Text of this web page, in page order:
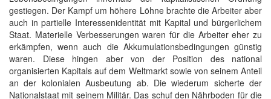
gestiegen. Der Kampf um höhere Löhne brachte die Arbeiter aber
auch in partielle Interessenidentität mit Kapital und bürgerlichem
Staat. Materielle Verbesserungen waren für die Arbeiter eher zu
erkämpfen, wenn auch die Akkumulationsbedingungen günstig
waren. Diese hingen aber von der Position des national
organisierten Kapitals auf dem Weltmarkt sowie von seinem Anteil
an der kolonialen Ausbeutung ab. Die wiederum sicherte der
Nationalstaat mit seinem Militär. Das schuf den Nährboden für die